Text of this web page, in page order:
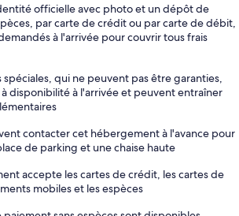
officielle avec photo et un dépôt de
par carte de crédit ou par carte de débit,
à l'arrivée pour couvrir tous frais
spéciales, qui ne peuvent pas être garanties,
à disponibilité à l'arrivée et peuvent entraîner
contacter cet hébergement à l'avance pour
de parking et une chaise haute
accepte les cartes de crédit, les cartes de
mobiles et les espèces